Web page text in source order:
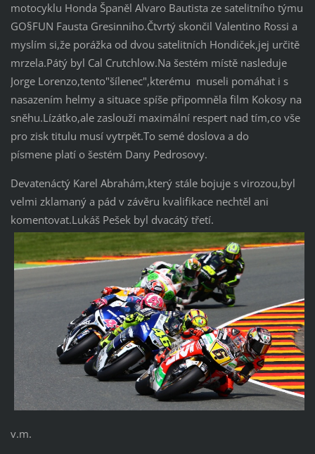
motocyklu Honda Španěl Alvaro Bautista ze satelitního týmu
GO§FUN Fausta Gresinniho.Čtvrtý skončil Valentino Rossi a
myslím si,že porážka od dvou satelitních Hondiček,jej určitě
mrzela.Pátý byl Cal Crutchlow.Na šestém místě nasleduje
Jorge Lorenzo,tento"šílenec",kterému museli pomáhat i s
nasazením helmy a situace spíše připomněla film Kokosy na
sněhu.Lízátko,ale zaslouží maximální respert nad tím,co vše
pro zisk titulu musí vytrpět.To semé doslova a do
písmene platí o šestém Dany Pedrosovy.
Devatenáctý Karel Abrahám,který stále bojuje s virozou,byl
velmi zklamaný a pád v závěru kvalifikace nechtěl ani
komentovat.Lukáš Pešek byl dvacátý třetí.
v.m.